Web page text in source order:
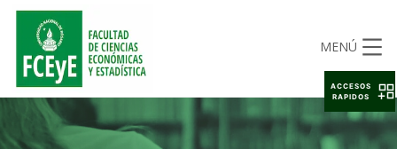
MENÚ
ACCESOS
RAPIDOS